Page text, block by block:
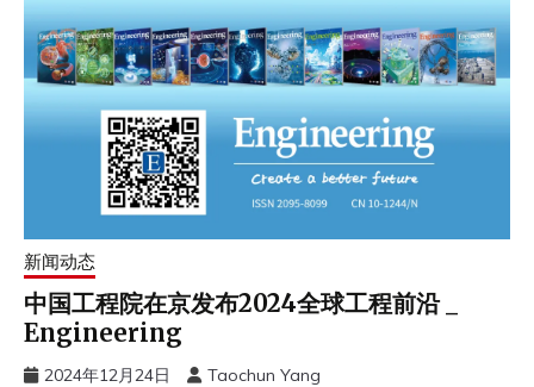
新闻动态
中国工程院在京发布2024全球工程前沿 _
Engineering
2024年12月24日 Taochun Yang